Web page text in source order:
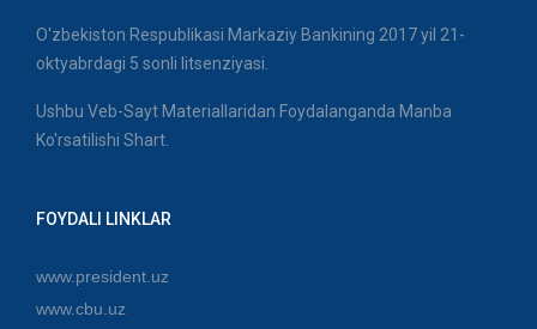
O'zbekiston Respublikasi Markaziy Bankining 2017 yil 21-
oktyabrdagi 5 sonli litsenziyasi.
Ushbu Veb-Sayt Materiallaridan Foydalanganda Manba
Ko'rsatilishi Shart.
FOYDALI LINKLAR
www.president.uz
www.cbu.uz